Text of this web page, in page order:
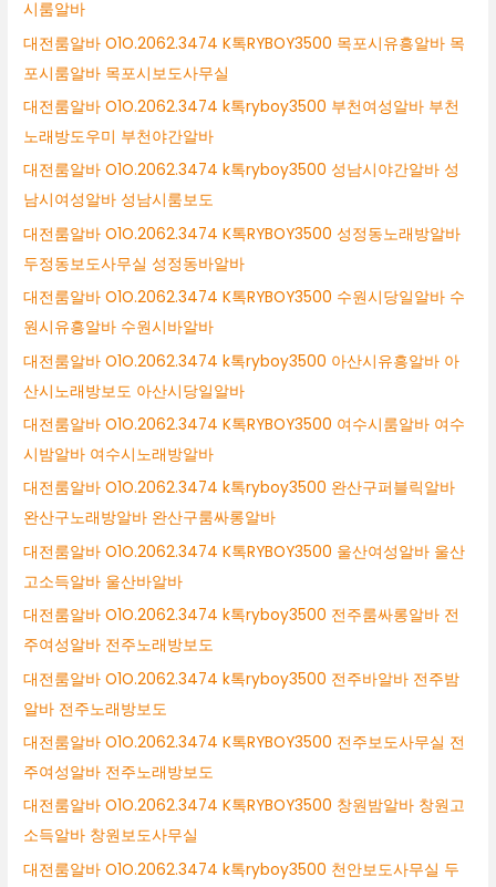
시룸알바
대전룸알바 O1O.2062.3474 K톡RYBOY3500 목포시유흥알바 목
포시룸알바 목포시보도사무실
대전룸알바 O1O.2062.3474 k톡ryboy3500 부천여성알바 부천
노래방도우미 부천야간알바
대전룸알바 O1O.2062.3474 k톡ryboy3500 성남시야간알바 성
남시여성알바 성남시룸보도
대전룸알바 O1O.2062.3474 K톡RYBOY3500 성정동노래방알바
두정동보도사무실 성정동바알바
대전룸알바 O1O.2062.3474 K톡RYBOY3500 수원시당일알바 수
원시유흥알바 수원시바알바
대전룸알바 O1O.2062.3474 k톡ryboy3500 아산시유흥알바 아
산시노래방보도 아산시당일알바
대전룸알바 O1O.2062.3474 K톡RYBOY3500 여수시룸알바 여수
시밤알바 여수시노래방알바
대전룸알바 O1O.2062.3474 k톡ryboy3500 완산구퍼블릭알바
완산구노래방알바 완산구룸싸롱알바
대전룸알바 O1O.2062.3474 K톡RYBOY3500 울산여성알바 울산
고소득알바 울산바알바
대전룸알바 O1O.2062.3474 k톡ryboy3500 전주룸싸롱알바 전
주여성알바 전주노래방보도
대전룸알바 O1O.2062.3474 k톡ryboy3500 전주바알바 전주밤
알바 전주노래방보도
대전룸알바 O1O.2062.3474 K톡RYBOY3500 전주보도사무실 전
주여성알바 전주노래방보도
대전룸알바 O1O.2062.3474 K톡RYBOY3500 창원밤알바 창원고
소득알바 창원보도사무실
대전룸알바 O1O.2062.3474 k톡ryboy3500 천안보도사무실 두